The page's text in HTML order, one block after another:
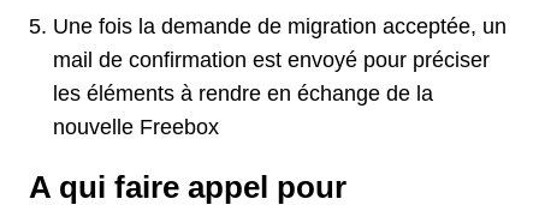
Une fois la demande de migration acceptée, un
mail de confirmation est envoyé pour préciser
les éléments à rendre en échange de la
nouvelle Freebox
A qui faire appel pour